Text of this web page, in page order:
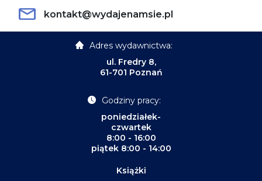
kontakt@wydajenamsie.pl
Adres wydawnictwa:
ul. Fredry 8,
61-701 Poznań
Godziny pracy:
poniedziałek-
czwartek
8:00 - 16:00
piątek 8:00 - 14:00
Książki